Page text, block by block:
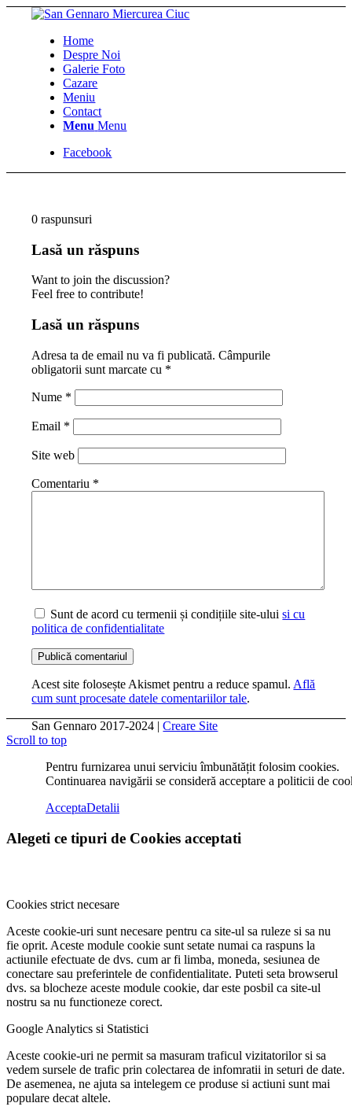
Home
Despre Noi
Galerie Foto
Cazare
Meniu
Contact
Menu Menu
Facebook
0 raspunsuri
Lasă un răspuns
Want to join the discussion?
Feel free to contribute!
Lasă un răspuns
Adresa ta de email nu va fi publicată. Câmpurile
obligatorii sunt marcate cu *
Nume *
Email *
Site web
Comentariu *
Sunt de acord cu termenii și condițiile site-uluisi cu
politica de confidentialitate
Acest site folosește Akismet pentru a reduce spamul. Află
cum sunt procesate datele comentariilor tale.
San Gennaro 2017-2024 |Creare Site
Scroll to top
Pentru furnizarea unui serviciu îmbunătățit folosim cookies.
Continuarea navigării se consideră acceptare a politicii de
AcceptaDetalii
Alegeti ce tipuri de Cookies acceptati
Cookies strict necesare
Aceste cookie-uri sunt necesare pentru ca site-ul sa ruleze si sa nu
fie oprit. Aceste module cookie sunt setate numai ca raspuns la
actiunile efectuate de dvs. cum ar fi limba, moneda, sesiunea de
conectare sau preferintele de confidentialitate. Puteti seta browserul
dvs. sa blocheze aceste module cookie, dar este posbil ca site-ul
nostru sa nu functioneze corect.
Google Analytics si Statistici
Aceste cookie-uri ne permit sa masuram traficul vizitatorilor si sa
vedem sursele de trafic prin colectarea de infomratii in seturi de date.
De asemenea, ne ajuta sa intelegem ce produse si actiuni sunt mai
populare decat altele.